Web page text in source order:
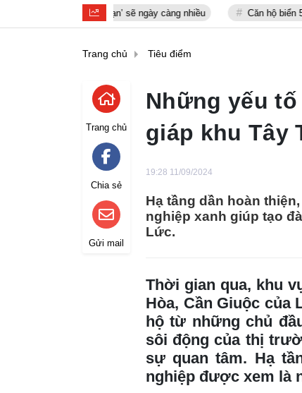
AI ‘nổi loạn’ sẽ ngày càng nhiều Căn hộ biển 5 sao từ 1,99
Trang chủ Tiêu điểm
Trang chủ
Chia sẻ
Gửi mail
Những yếu
giáp khu Tây
19:28 11/09/2024
Hạ tầng dần hoàn
nghiệp xanh giúp tạo
Lức.
Thời gian qua, khu
Hòa, Cần Giuộc của
hộ từ những chủ
sôi động của thị
sự quan tâm. Hạ
nghiệp được xem là